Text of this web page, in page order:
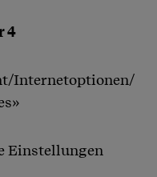
4
Internetoptionen/
Einstellungen